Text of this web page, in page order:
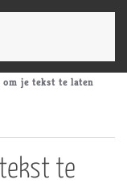
om je tekst te laten
tekst te